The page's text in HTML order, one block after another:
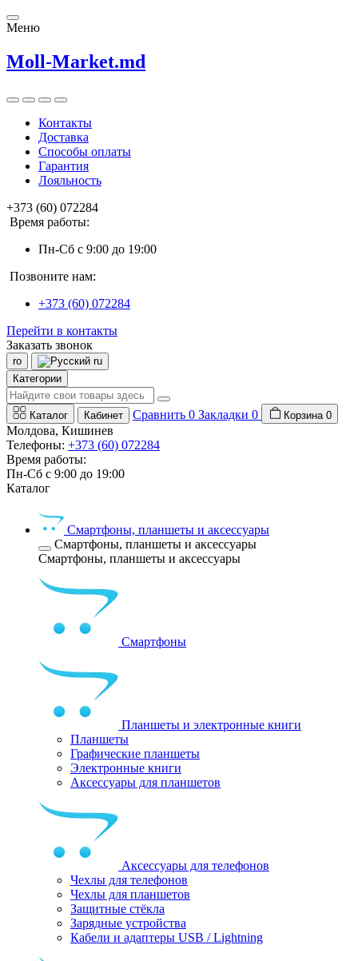
Меню
Moll-Market.md
Контакты
Доставка
Способы оплаты
Гарантия
Лояльность
+373 (60) 072284
Время работы:
Пн-Сб с 9:00 до 19:00
Позвоните нам:
+373 (60) 072284
Перейти в контакты
Заказать звонок
ro
ru
Категории
Каталог Кабинет Сравнить 0 Закладки 0 Корзина 0
Молдова, Кишинев
Телефоны: +373 (60) 072284
Время работы:
Пн-Сб с 9:00 до 19:00
Каталог
Смартфоны, планшеты и аксессуары
Смартфоны, планшеты и аксессуары
Смартфоны, планшеты и аксессуары
Смартфоны
Планшеты и электронные книги
Планшеты
Графические планшеты
Электронные книги
Аксессуары для планшетов
Аксессуары для телефонов
Чехлы для телефонов
Чехлы для планшетов
Защитные стёкла
Зарядные устройства
Кабели и адаптеры USB / Lightning